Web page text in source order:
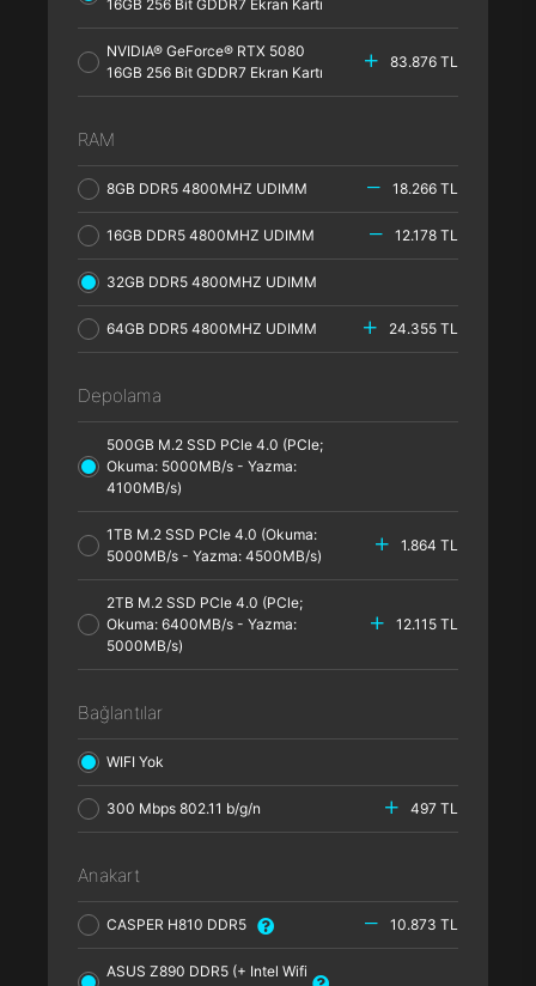
16GB 256 Bit GDDR7 Ekran Kartı
NVIDIA® GeForce® RTX 5080
16GB 256 Bit GDDR7 Ekran Kartı
83.876 TL
RAM
8GB DDR5 4800MHZ UDIMM 18.266 TL
16GB DDR5 4800MHZ UDIMM 12.178 TL
32GB DDR5 4800MHZ UDIMM
64GB DDR5 4800MHZ UDIMM 24.355 TL
Depolama
500GB M.2 SSD PCle 4.0 (PCle;
Okuma: 5000MB/s - Yazma:
4100MB/s)
1TB M.2 SSD PCle 4.0 (Okuma:
5000MB/s - Yazma: 4500MB/s)
1.864 TL
2TB M.2 SSD PCle 4.0 (PCle;
Okuma: 6400MB/s - Yazma:
5000MB/s)
12.115 TL
Bağlantılar
WIFI Yok
300 Mbps 802.11 b/g/n 497 TL
Anakart
CASPER H810 DDR5 10.873 TL
ASUS Z890 DDR5 (+ Intel Wifi